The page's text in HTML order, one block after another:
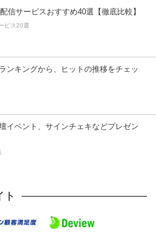
信サービスおすすめ40選【徹底比較】
ビス20選
ンキングから、ヒットの推移をチェッ
イベント、サインチェキなどプレゼン
ト